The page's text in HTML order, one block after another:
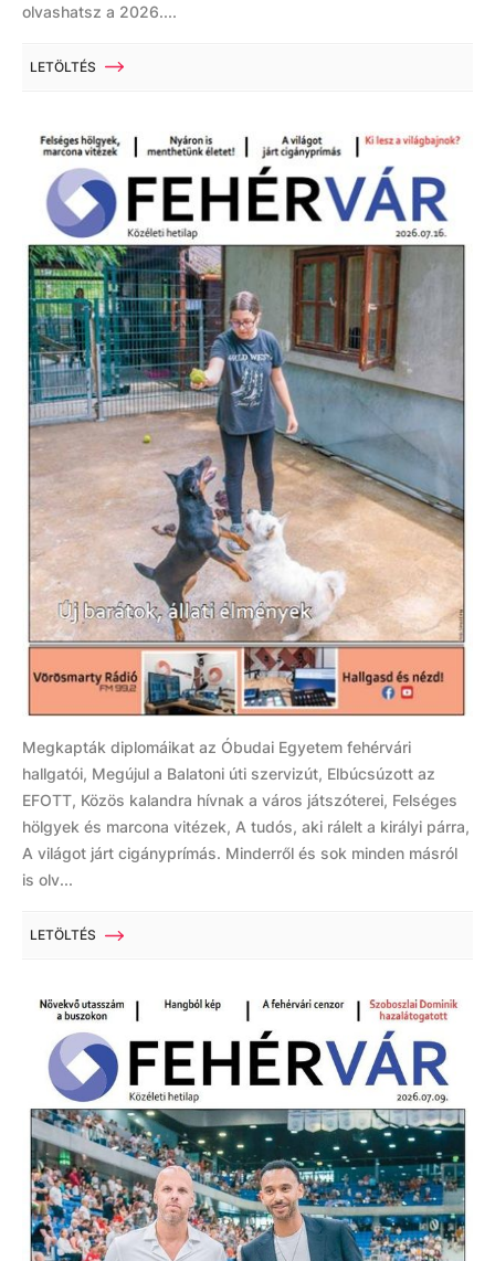
olvashatsz a 2026....
LETÖLTÉS
Megkapták diplomáikat az Óbudai Egyetem fehérvári
hallgatói, Megújul a Balatoni úti szervizút, Elbúcsúzott az
EFOTT, Közös kalandra hívnak a város játszóterei, Felséges
hölgyek és marcona vitézek, A tudós, aki rálelt a királyi párra,
A világot járt cigányprímás. Minderről és sok minden másról
is olv...
LETÖLTÉS